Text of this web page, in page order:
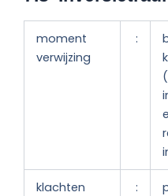
moment
verwijzing
:
klachten :